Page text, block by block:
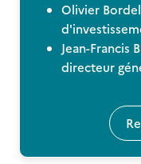
Olivier
Jean-Francis
directeur